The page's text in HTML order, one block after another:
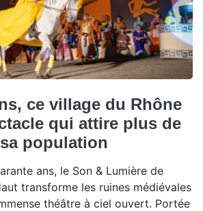
ce village du Rhône
qui attire plus de
population
ans, le Son & Lumière de
transforme les ruines médiévales
théâtre à ciel ouvert. Portée